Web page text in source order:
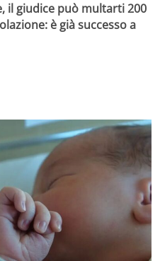
il giudice può multarti 200
è già successo a